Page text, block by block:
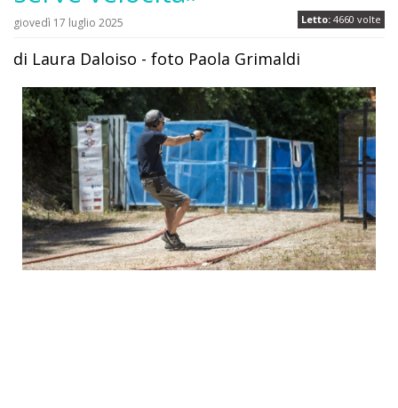
Letto: 4660 volte
giovedì 17 luglio 2025
di Laura Daloiso - foto Paola Grimaldi